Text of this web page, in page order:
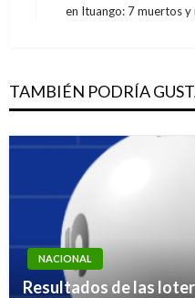
entradas
Entrada
en Ituango: 7 muertos
TAMBIÉN PODRÍA
NACIONAL
Resultados de las